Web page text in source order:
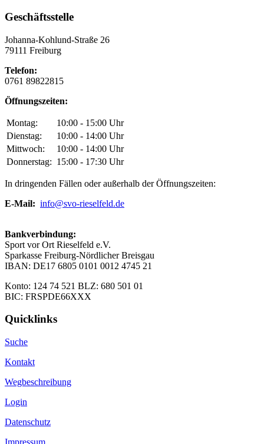
Geschäftsstelle
Johanna-Kohlund-Straße 26
79111 Freiburg
Telefon:
0761 89822815
Öffnungszeiten:
Montag:
10:00 - 15:00 Uhr
Dienstag:
10:00 - 14:00 Uhr
Mittwoch:
10:00 - 14:00 Uhr
Donnerstag: 15:00 - 17:30 Uhr
In dringenden Fällen oder außerhalb der Öffnungszeiten:
E-Mail: info@svo-rieselfeld.de
Bankverbindung:
Sport vor Ort Rieselfeld e.V.
Sparkasse Freiburg-Nördlicher Breisgau
IBAN: DE17 6805 0101 0012 4745 21
Konto: 124 74 521 BLZ: 680 501 01
BIC: FRSPDE66XXX
Quicklinks
Suche
Kontakt
Wegbeschreibung
Login
Datenschutz
Impressum